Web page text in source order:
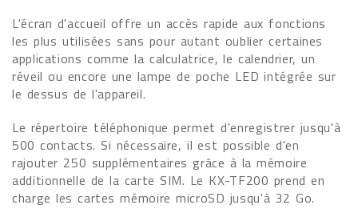
L'écran d'accueil offre un accès rapide aux fonctions
les plus utilisées sans pour autant oublier certaines
applications comme la calculatrice, le calendrier, un
réveil ou encore une lampe de poche LED intégrée sur
le dessus de l'appareil.
Le répertoire téléphonique permet d'enregistrer jusqu'à
500 contacts. Si nécessaire, il est possible d'en
rajouter 250 supplémentaires grâce à la mémoire
additionnelle de la carte SIM. Le KX-TF200 prend en
charge les cartes mémoire microSD jusqu'à 32 Go.